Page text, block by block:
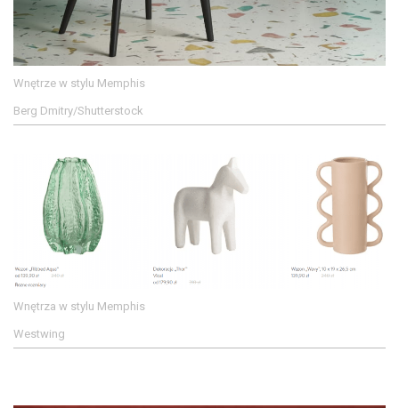
Wnętrze w stylu Memphis
Berg Dmitry/Shutterstock
Wnętrza w stylu Memphis
Westwing